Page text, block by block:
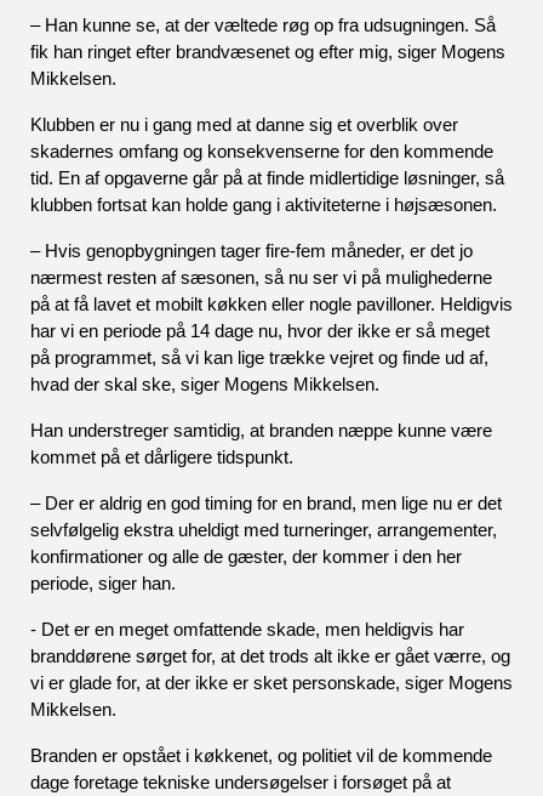
– Han kunne se, at der væltede røg op fra udsugningen. Så
fik han ringet efter brandvæsenet og efter mig, siger Mogens
Mikkelsen.
Klubben er nu i gang med at danne sig et overblik over
skadernes omfang og konsekvenserne for den kommende
tid. En af opgaverne går på at finde midlertidige løsninger, så
klubben fortsat kan holde gang i aktiviteterne i højsæsonen.
– Hvis genopbygningen tager fire-fem måneder, er det jo
nærmest resten af sæsonen, så nu ser vi på mulighederne
på at få lavet et mobilt køkken eller nogle pavilloner. Heldigvis
har vi en periode på 14 dage nu, hvor der ikke er så meget
på programmet, så vi kan lige trække vejret og finde ud af,
hvad der skal ske, siger Mogens Mikkelsen.
Han understreger samtidig, at branden næppe kunne være
kommet på et dårligere tidspunkt.
– Der er aldrig en god timing for en brand, men lige nu er det
selvfølgelig ekstra uheldigt med turneringer, arrangementer,
konfirmationer og alle de gæster, der kommer i den her
periode, siger han.
- Det er en meget omfattende skade, men heldigvis har
branddørene sørget for, at det trods alt ikke er gået værre, og
vi er glade for, at der ikke er sket personskade, siger Mogens
Mikkelsen.
Branden er opstået i køkkenet, og politiet vil de kommende
dage foretage tekniske undersøgelser i forsøget på at